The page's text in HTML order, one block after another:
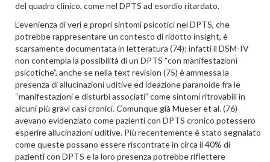
del quadro clinico, come nel DPTS ad esordio ritardato.
L’evenienza di veri e propri sintomi psicotici nel DPTS, che
potrebbe rappresentare un contesto di ridotto insight, è
scarsamente documentata in letteratura (74); infatti il DSM-IV
non contempla la possibilità di un DPTS “con manifestazioni
psicotiche”, anche se nella text revision (75) è ammessa la
presenza di allucinazioni uditive ed ideazione paranoide fra le
“manifestazioni e disturbi associati” come sintomi ritrovabili in
alcuni più gravi casi cronici. Comunque già Mueser et al. (76)
avevano evidenziato come pazienti con DPTS cronico potessero
esperire allucinazioni uditive. Più recentemente è stato segnalato
come queste possano essere riscontrate in circa il 40% di
pazienti con DPTS e la loro presenza potrebbe riflettere